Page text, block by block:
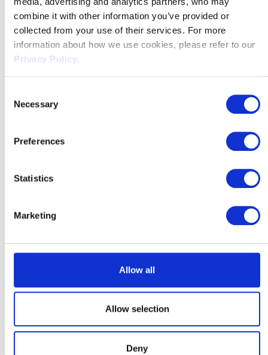
combine it with other information you’ve provided or
collected from your use of their services. For more
information about how we use cookies, please refer to our
Privacy Policy.
Selection
Necessary
Preferences
Statistics
Marketing
Allow all
Allow selection
Deny
Vaud: Permis d'exploration accordé à
Swiss Geo Energy pour la géothermie,
le lithium et l'hydrogène
Swiss Geo Energy a obtenu un permis vaudois pour le
printemps 2026).
Swiss Geo Energy